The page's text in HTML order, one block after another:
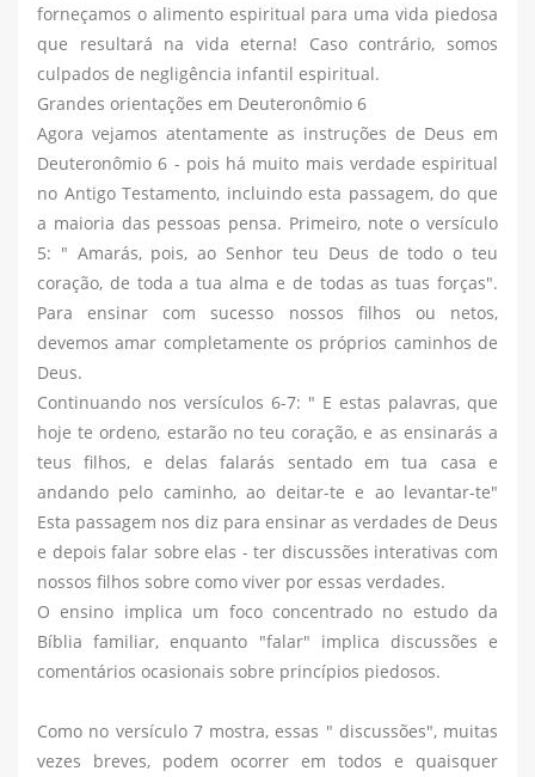
forneçamos o alimento espiritual para uma vida piedosa
que resultará na vida eterna! Caso contrário, somos
culpados de negligência infantil espiritual.
Grandes orientações em Deuteronômio 6
Agora vejamos atentamente as instruções de Deus em
Deuteronômio 6 - pois há muito mais verdade espiritual
no Antigo Testamento, incluindo esta passagem, do que
a maioria das pessoas pensa. Primeiro, note o versículo
5: " Amarás, pois, ao Senhor teu Deus de todo o teu
coração, de toda a tua alma e de todas as tuas forças".
Para ensinar com sucesso nossos filhos ou netos,
devemos amar completamente os próprios caminhos de
Deus.
Continuando nos versículos 6-7: " E estas palavras, que
hoje te ordeno, estarão no teu coração, e as ensinarás a
teus filhos, e delas falarás sentado em tua casa e
andando pelo caminho, ao deitar-te e ao levantar-te"
Esta passagem nos diz para ensinar as verdades de Deus
e depois falar sobre elas - ter discussões interativas com
nossos filhos sobre como viver por essas verdades.
O ensino implica um foco concentrado no estudo da
Bíblia familiar, enquanto "falar" implica discussões e
comentários ocasionais sobre princípios piedosos.
Como no versículo 7 mostra, essas " discussões", muitas
vezes breves, podem ocorrer em todos e quaisquer